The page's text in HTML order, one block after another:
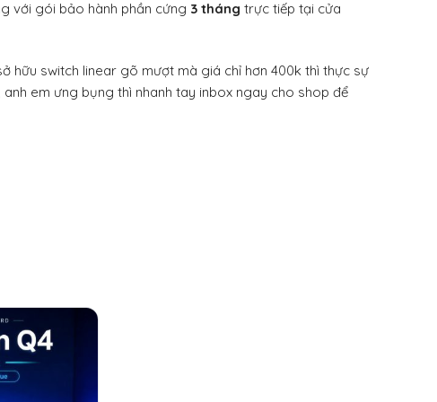
với gói bảo hành phần cứng 3 tháng trực tiếp tại cửa
hữu switch linear gõ mượt mà giá chỉ hơn 400k thì thực sự
em ưng bụng thì nhanh tay inbox ngay cho shop để